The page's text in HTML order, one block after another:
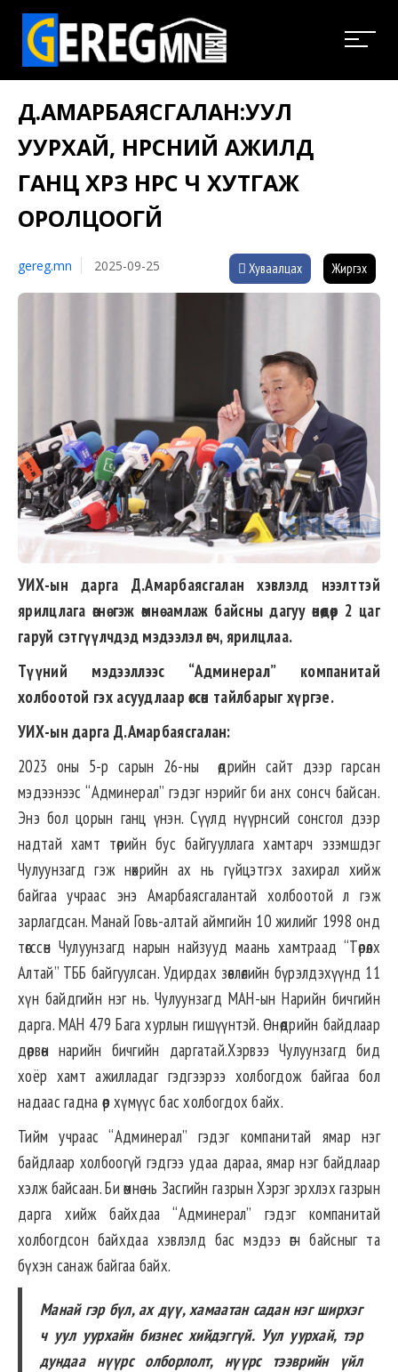
Д.АМАРБАЯСГАЛАН:УУЛ
УУРХАЙ, НҮҮРСНИЙ АЖИЛД
ГАНЦ ХҮРЗ НҮҮРС Ч ХУТГАЖ
ОРОЛЦООГҮЙ
gereg.mn 2025-09-25 Хуваалцах Жиргэх
УИХ-ын дарга Д.Амарбаясгалан хэвлэлд нээлттэй
ярилцлага өгнө гэж өмнө амлаж байсны дагуу өнөөдөр 2 цаг
гаруй сэтгүүлчдэд мэдээлэл өгч, ярилцлаа.
Түүний мэдээллээс “Админерал” компанитай
холбоотой гэх асуудлаар өгсөн тайлбарыг хүргэе.
УИХ-ын дарга Д.Амарбаясгалан:
2023 оны 5-р сарын 26-ны өдрийн сайт дээр гарсан
мэдээнээс “Админерал” гэдэг нэрийг би анх сонсч байсан.
Энэ бол цорын ганц үнэн. Сүүлд нүүрнсий сонсгол дээр
надтай хамт төрийн бус байгууллага хамтарч эзэмшдэг
Чулуунзагд гэж нөхрийн ах нь гүйцэтгэх захирал хийж
байгаа учраас энэ Амарбаясгалантай холбоотой л гэж
зарлагдсан. Манай Говь-алтай аймгийн 10 жилийг 1998 онд
төгссөн Чулуунзагд нарын найзууд маань хамтраад “Төрөлх
Алтай” ТББ байгуулсан. Удирдах зөвлөлийн бүрэлдэхүүнд 11
хүн байдгийн нэг нь. Чулуунзагд МАН-ын Нарийн бичгийн
дарга. МАН 479 Бага хурлын гишүүнтэй. Өнөөдрийн байдлаар
дөрвөн нарийн бичгийн даргатай.Хэрвээ Чулуунзагд бид
хоёр хамт ажилладаг гэдгээрээ холбогдож байгаа бол
надаас гадна өөр хүмүүс бас холбогдох байх.
Тийм учраас “Админерал” гэдэг компанитай ямар нэг
байдлаар холбоогүй гэдгээ удаа дараа, ямар нэг байдлаар
хэлж байсаан. Би өмнө нь Засгийн газрын Хэрэг эрхлэх газрын
дарга хийж байхдаа “Админерал” гэдэг компанитай
холбогдсон байхдаа хэвлэлд бас мэдээ өгч байсныг та
бүхэн санаж байгаа байх.
Манай гэр бүл, ах дүү, хамаатан садан нэг ширхэг
ч уул уурхайн бизнес хийдэггүй. Уул уурхай, тэр
дундаа нүүрс олборлолт, нүүрс тээврийн үйл